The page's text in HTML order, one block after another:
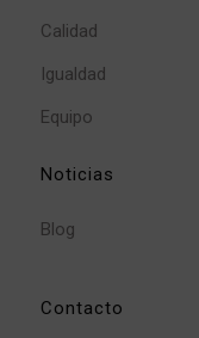
Calidad
Igualdad
Equipo
Noticias
Blog
Contacto